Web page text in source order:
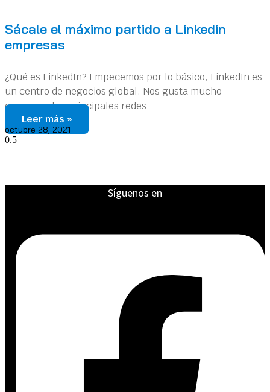
Sácale el máximo partido a Linkedin
empresas
¿Qué es LinkedIn? Empecemos por lo básico, LinkedIn es
un centro de negocios global. Nos gusta mucho
comparar las principales redes
Leer más »
octubre 28, 2021
Síguenos en